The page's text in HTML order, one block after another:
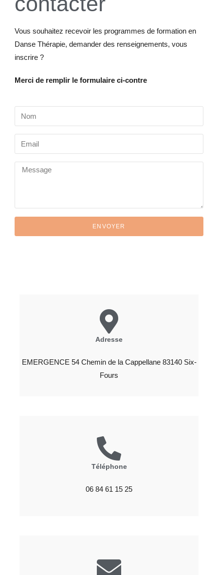
Vous souhaitez recevoir les programmes de formation en
Danse Thérapie, demander des renseignements, vous
inscrire ?
Merci de remplir le formulaire ci-contre
ENVOYER
Adresse
EMERGENCE 54 Chemin de la Cappellane 83140 Six-
Fours
Téléphone
06 84 61 15 25